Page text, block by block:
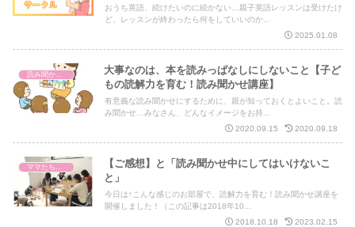
おうち英語、続けたいのに続かない…親子英語レッスンは受けたけ
ど、レッスンが終わったら何をしていいのか...
2025.01.08
大事なのは、本を読みっぱなしにしないこと【子ど
もの読解力を育む！読み聞かせ講座】
有意義な読み聞かせにするために、親が知っておくとよいこと。読
み聞かせ…みなさん、どんなイメージをお持...
2020.09.15
2020.09.18
ママたちからのご感想
【ご感想】と「読み聞かせ中にしてはいけないこ
と」
今日は↑こんな感じのお部屋で、読解力を育む！読み聞かせ講座を
開催しました！（この記事は2018年10...
2018.10.18
2023.02.15